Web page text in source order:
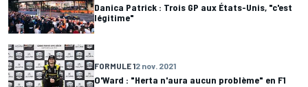
Danica Patrick : Trois GP aux États-Unis, "c'est
légitime"
FORMULE 12 nov. 2021
O'Ward : "Herta n'aura aucun problème" en F1